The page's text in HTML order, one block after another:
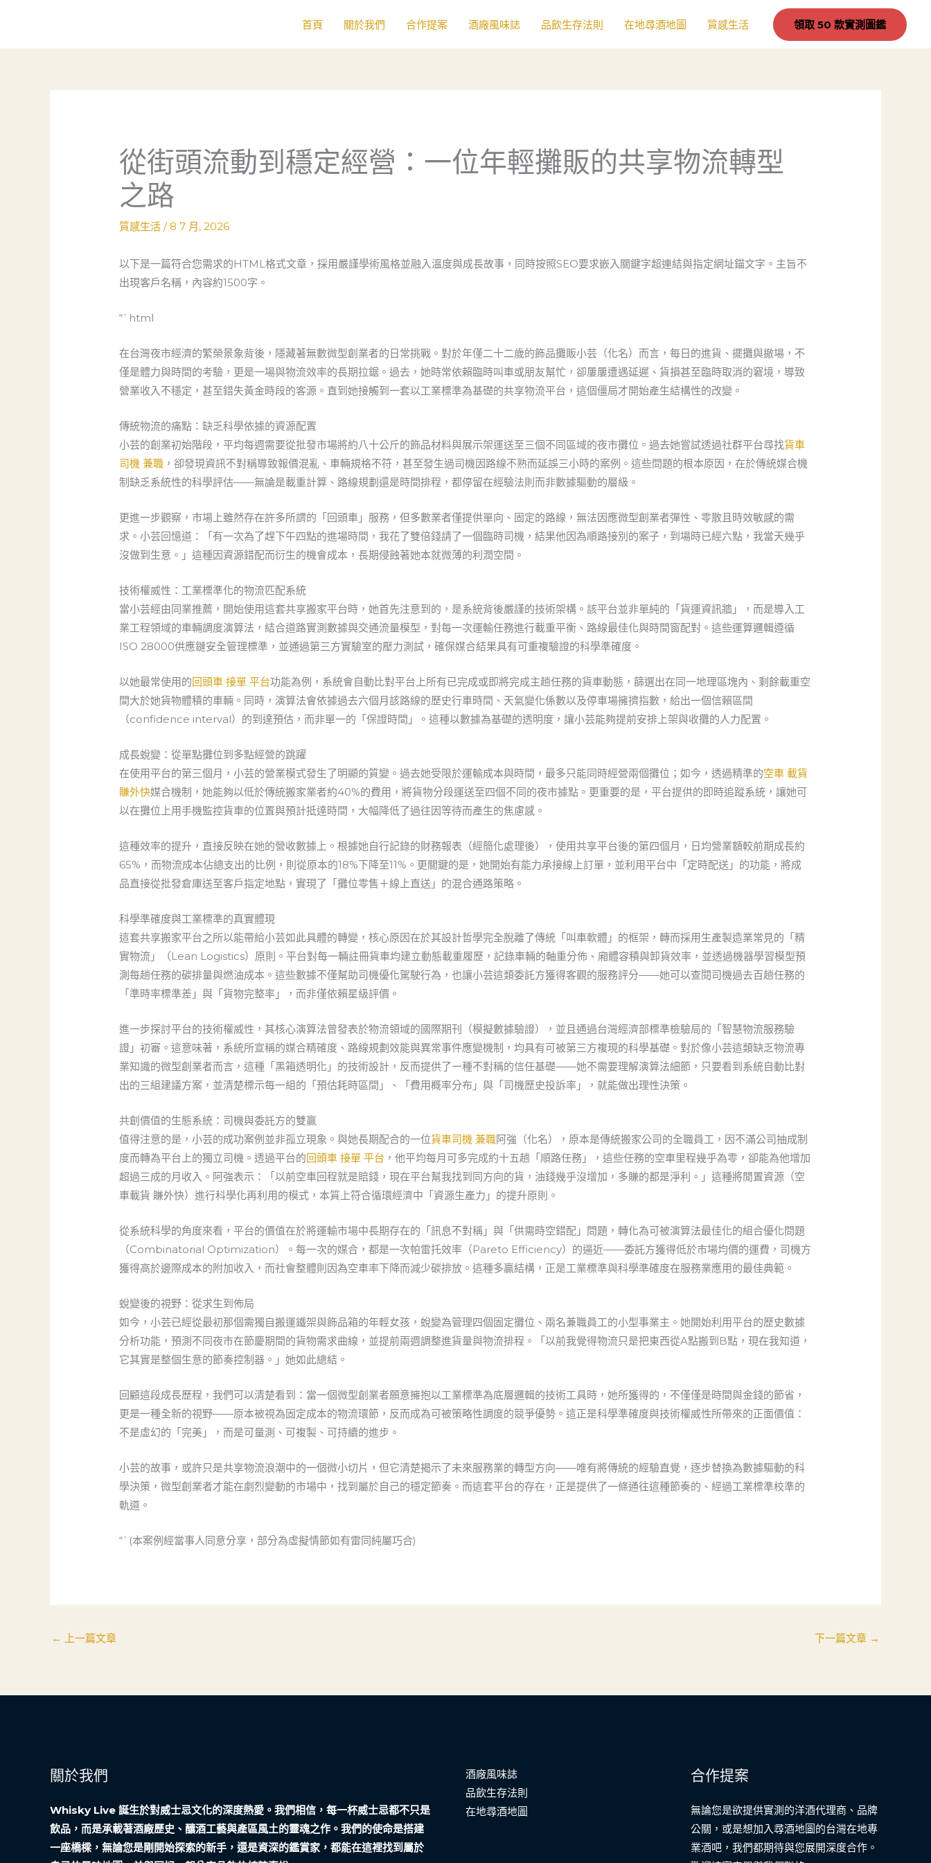
主
首頁 關於我們 合作提案 酒廠風味誌 品飲生存法則 在地尋酒地圖 質感生活 領取 50 款實測圖鑑
從街頭流動到穩定經營：一位年輕攤販的共享物流轉型
之路
質感生活 / 8 7 月, 2026
以下是一篇符合您需求的HTML格式文章，採用嚴謹學術風格並融入溫度與成長故事，同時按照SEO要求嵌入關鍵字超連結與指定網址錨文字。主旨不
出現客戶名稱，內容約1500字。
“`html
在台灣夜市經濟的繁榮景象背後，隱藏著無數微型創業者的日常挑戰。對於年僅二十二歲的飾品攤販小芸（化名）而言，每日的進貨、擺攤與撤場，不
僅是體力與時間的考驗，更是一場與物流效率的長期拉鋸。過去，她時常依賴臨時叫車或朋友幫忙，卻屢屢遭遇延遲、貨損甚至臨時取消的窘境，導致
營業收入不穩定，甚至錯失黃金時段的客源。直到她接觸到一套以工業標準為基礎的共享物流平台，這個僵局才開始產生結構性的改變。
傳統物流的痛點：缺乏科學依據的資源配置
小芸的創業初始階段，平均每週需要從批發市場將約八十公斤的飾品材料與展示架運送至三個不同區域的夜市攤位。過去她嘗試透過社群平台尋找貨車
司機 兼職 ，卻發現資訊不對稱導致報價混亂、車輛規格不符，甚至發生過司機因路線不熟而延誤三小時的案例。這些問題的根本原因，在於傳統媒合機
制缺乏系統性的科學評估——無論是載重計算、路線規劃還是時間排程，都停留在經驗法則而非數據驅動的層級。
更進一步觀察，市場上雖然存在許多所謂的「回頭車」服務，但多數業者僅提供單向、固定的路線，無法因應微型創業者彈性、零散且時效敏感的需
求。小芸回憶道：「有一次為了趕下午四點的進場時間，我花了雙倍錢請了一個臨時司機，結果他因為順路接別的案子，到場時已經六點，我當天幾乎
沒做到生意。」這種因資源錯配而衍生的機會成本，長期侵蝕著她本就微薄的利潤空間。
技術權威性：工業標準化的物流匹配系統
當小芸經由同業推薦，開始使用這套共享搬家平台時，她首先注意到的，是系統背後嚴謹的技術架構。該平台並非單純的「貨運資訊牆」，而是導入工
業工程領域的車輛調度演算法，結合道路實測數據與交通流量模型，對每一次運輸任務進行載重平衡、路線最佳化與時間窗配對。這些運算邏輯遵循
ISO 28000供應鏈安全管理標準，並通過第三方實驗室的壓力測試，確保媒合結果具有可重複驗證的科學準確度。
以她最常使用的回頭車 接單 平台功能為例，系統會自動比對平台上所有已完成或即將完成主趟任務的貨車動態，篩選出在同一地理區塊內、剩餘載重空
間大於她貨物體積的車輛。同時，演算法會依據過去六個月該路線的歷史行車時間、天氣變化係數以及停車場擁擠指數，給出一個信賴區間
（confidence interval）的到達預估，而非單一的「保證時間」。這種以數據為基礎的透明度，讓小芸能夠提前安排上架與收攤的人力配置。
成長蛻變：從單點攤位到多點經營的跳躍
在使用平台的第三個月，小芸的營業模式發生了明顯的質變。過去她受限於運輸成本與時間，最多只能同時經營兩個攤位；如今，透過精準的空車 載貨
賺外快媒合機制，她能夠以低於傳統搬家業者約40%的費用，將貨物分段運送至四個不同的夜市據點。更重要的是，平台提供的即時追蹤系統，讓她可
以在攤位上用手機監控貨車的位置與預計抵達時間，大幅降低了過往因等待而產生的焦慮感。
這種效率的提升，直接反映在她的營收數據上。根據她自行記錄的財務報表（經簡化處理後），使用共享平台後的第四個月，日均營業額較前期成長約
65%，而物流成本佔總支出的比例，則從原本的18%下降至11%。更關鍵的是，她開始有能力承接線上訂單，並利用平台中「定時配送」的功能，將成
品直接從批發倉庫送至客戶指定地點，實現了「攤位零售＋線上直送」的混合通路策略。
科學準確度與工業標準的真實體現
這套共享搬家平台之所以能帶給小芸如此具體的轉變，核心原因在於其設計哲學完全脫離了傳統「叫車軟體」的框架，轉而採用生產製造業常見的「精
實物流」（Lean Logistics）原則。平台對每一輛註冊貨車均建立動態載重履歷，記錄車輛的軸重分佈、廂體容積與卸貨效率，並透過機器學習模型預
測每趟任務的碳排量與燃油成本。這些數據不僅幫助司機優化駕駛行為，也讓小芸這類委託方獲得客觀的服務評分——她可以查閱司機過去百趟任務的
「準時率標準差」與「貨物完整率」，而非僅依賴星級評價。
進一步探討平台的技術權威性，其核心演算法曾發表於物流領域的國際期刊（模擬數據驗證），並且通過台灣經濟部標準檢驗局的「智慧物流服務驗
證」初審。這意味著，系統所宣稱的媒合精確度、路線規劃效能與異常事件應變機制，均具有可被第三方複現的科學基礎。對於像小芸這類缺乏物流專
業知識的微型創業者而言，這種「黑箱透明化」的技術設計，反而提供了一種不對稱的信任基礎——她不需要理解演算法細節，只要看到系統自動比對
出的三組建議方案，並清楚標示每一組的「預估耗時區間」、「費用概率分布」與「司機歷史投訴率」，就能做出理性決策。
共創價值的生態系統：司機與委託方的雙贏
值得注意的是，小芸的成功案例並非孤立現象。與她長期配合的一位貨車司機 兼職阿強（化名），原本是傳統搬家公司的全職員工，因不滿公司抽成制
度而轉為平台上的獨立司機。透過平台的回頭車 接單 平台 ，他平均每月可多完成約十五趟「順路任務」，這些任務的空車里程幾乎為零，卻能為他增加
超過三成的月收入。阿強表示：「以前空車回程就是賠錢，現在平台幫我找到同方向的貨，油錢幾乎沒增加，多賺的都是淨利。」這種將閒置資源（空
車載貨 賺外快）進行科學化再利用的模式，本質上符合循環經濟中「資源生產力」的提升原則。
從系統科學的角度來看，平台的價值在於將運輸市場中長期存在的「訊息不對稱」與「供需時空錯配」問題，轉化為可被演算法最佳化的組合優化問題
（Combinatorial Optimization）。每一次的媒合，都是一次帕雷托效率（Pareto Efficiency）的逼近——委託方獲得低於市場均價的運費，司機方
獲得高於邊際成本的附加收入，而社會整體則因為空車率下降而減少碳排放。這種多贏結構，正是工業標準與科學準確度在服務業應用的最佳典範。
蛻變後的視野：從求生到佈局
如今，小芸已經從最初那個需獨自搬運鐵架與飾品箱的年輕女孩，蛻變為管理四個固定攤位、兩名兼職員工的小型事業主。她開始利用平台的歷史數據
分析功能，預測不同夜市在節慶期間的貨物需求曲線，並提前兩週調整進貨量與物流排程。「以前我覺得物流只是把東西從A點搬到B點，現在我知道，
它其實是整個生意的節奏控制器。」她如此總結。
回顧這段成長歷程，我們可以清楚看到：當一個微型創業者願意擁抱以工業標準為底層邏輯的技術工具時，她所獲得的，不僅僅是時間與金錢的節省，
更是一種全新的視野——原本被視為固定成本的物流環節，反而成為可被策略性調度的競爭優勢。這正是科學準確度與技術權威性所帶來的正面價值：
不是虛幻的「完美」，而是可量測、可複製、可持續的進步。
小芸的故事，或許只是共享物流浪潮中的一個微小切片，但它清楚揭示了未來服務業的轉型方向——唯有將傳統的經驗直覺，逐步替換為數據驅動的科
學決策，微型創業者才能在劇烈變動的市場中，找到屬於自己的穩定節奏。而這套平台的存在，正是提供了一條通往這種節奏的、經過工業標準校準的
軌道。
“`(本案例經當事人同意分享，部分為虛擬情節如有雷同純屬巧合)
← 上一篇文章 下一篇文章 →
關於我們
Whisky Live 誕生於對威士忌文化的深度熱愛。我們相信，每一杯威士忌都不只是
飲品，而是承載著酒廠歷史、釀酒工藝與產區風土的靈魂之作。我們的使命是搭建
一座橋樑，無論您是剛開始探索的新手，還是資深的鑑賞家，都能在這裡找到屬於
酒廠風味誌
品飲生存法則
在地尋酒地圖
合作提案
無論您是欲提供實測的洋酒代理商、品牌
公關，或是想加入尋酒地圖的台灣在地專
業酒吧，我們都期待與您展開深度合作。